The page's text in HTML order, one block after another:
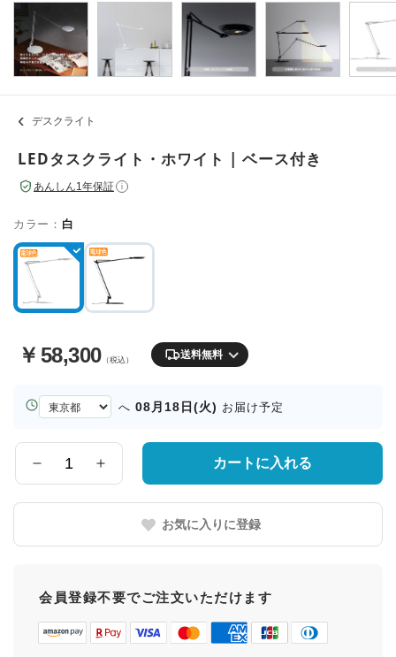
デスクライト
LEDタスクライト・ホワイト | ベース付き
あんしん1年保証 i
カラー： 白
￥ 58,300（税込） 送料無料
お
届
県
へ 08月18日(火) お届け予定
量
カートに入れる
お気に入りに登録
会員登録不要でご注文いただけます